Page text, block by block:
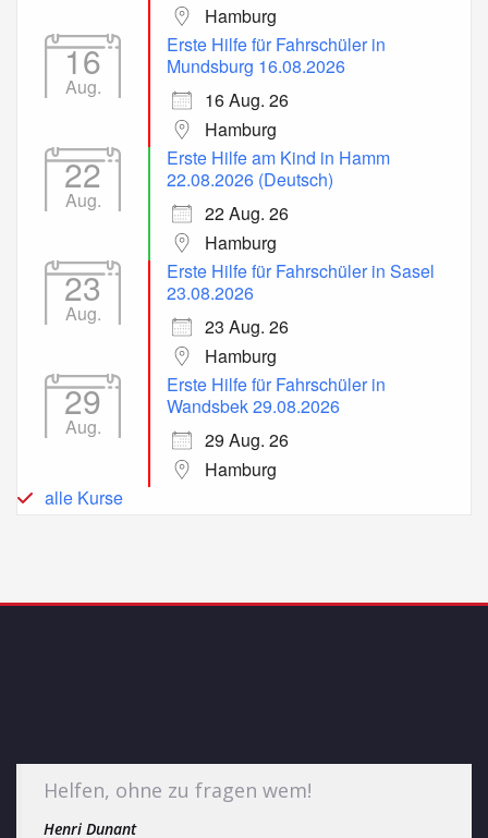
Hamburg
16
Aug.
Erste Hilfe für Fahrschüler in
Mundsburg 16.08.2026
16 Aug. 26
Hamburg
22
Aug.
Erste Hilfe am Kind in Hamm
22.08.2026 (Deutsch)
22 Aug. 26
Hamburg
23
Aug.
Erste Hilfe für Fahrschüler in Sasel
23.08.2026
23 Aug. 26
Hamburg
29
Aug.
Erste Hilfe für Fahrschüler in
Wandsbek 29.08.2026
29 Aug. 26
Hamburg
alle Kurse
Helfen, ohne zu fragen wem!
Henri Dunant